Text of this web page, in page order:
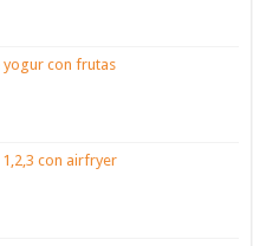
yogur con frutas
con airfryer